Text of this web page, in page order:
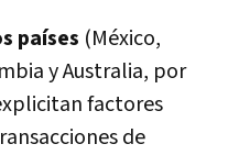
países (México,
y Australia, por
factores
de